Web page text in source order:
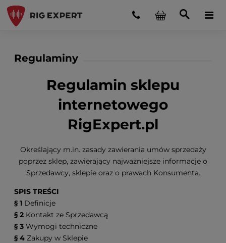
Regulaminy
Regulamin sklepu
internetowego
RigExpert.pl
Określający m.in. zasady zawierania umów sprzedaży
poprzez sklep, zawierający najważniejsze informacje o
Sprzedawcy, sklepie oraz o prawach Konsumenta.
SPIS TREŚCI
§ 1 Definicje
§ 2 Kontakt ze Sprzedawcą
§ 3 Wymogi techniczne
§ 4 Zakupy w Sklepie